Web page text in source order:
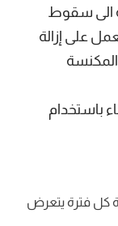
الى سقوط
على إزالة
المكنسة
باستخدام
كل فترة يتعرض